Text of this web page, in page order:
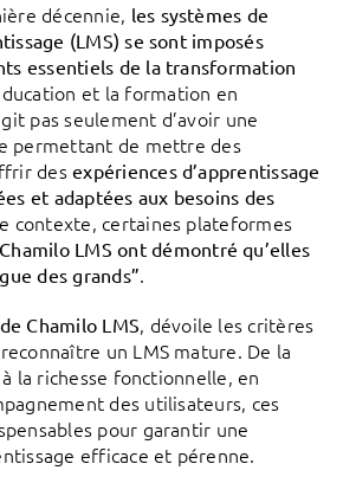
décennie, les systèmes de
(LMS) se sont imposés
essentiels de la transformation
et la formation en
pas seulement d’avoir une
permettant de mettre des
desexpériences d’apprentissage
et adaptées aux besoins des
contexte, certaines plateformes
LMS ont démontré qu’elles
des grands”.
Chamilo LMS, dévoile les critères
un LMS mature. De la
la richesse fonctionnelle, en
des utilisateurs, ces
pour garantir une
efficace et pérenne.